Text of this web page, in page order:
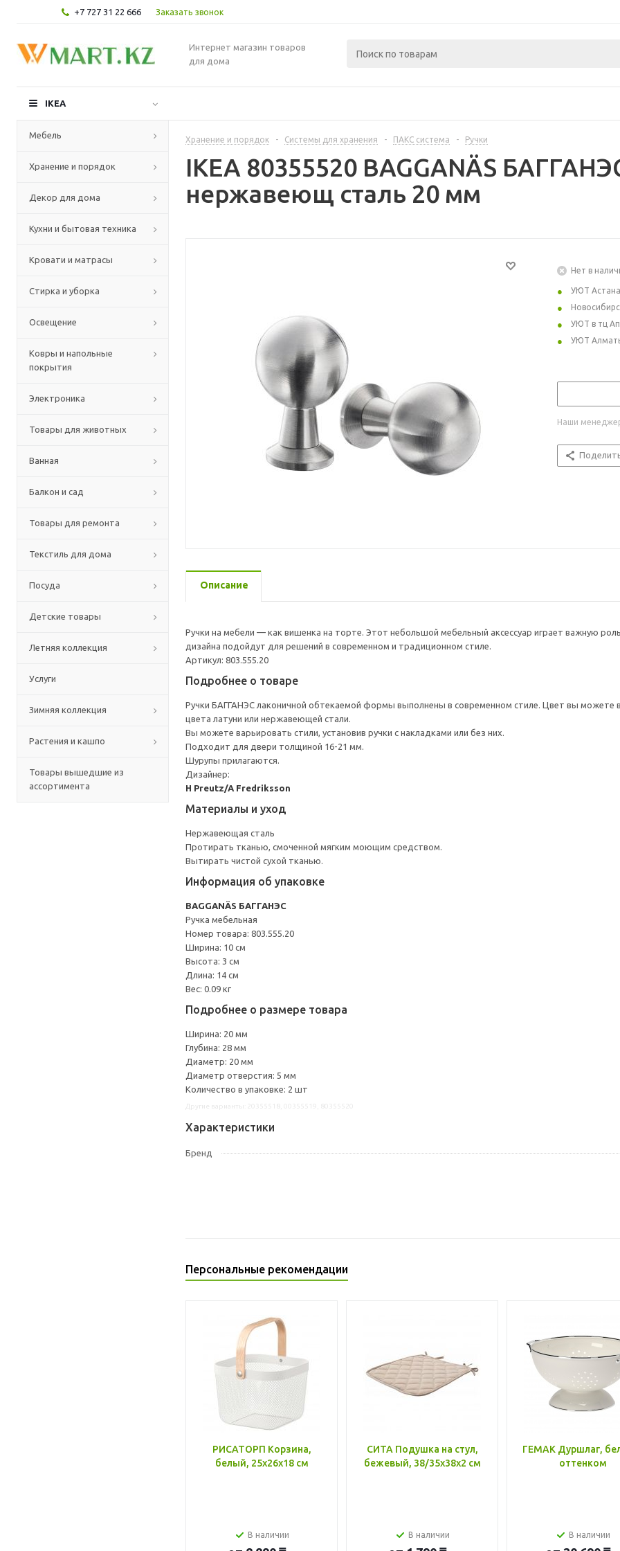
+7 727 31 22 666 Заказать звонок
Интернет магазин товаров
для дома
IKEA
Мебель
Хранение и порядок
Декор для дома
Кухни и бытовая техника
Кровати и матрасы
Стирка и уборка
Освещение
Ковры и напольные
покрытия
Электроника
Товары для животных
Ванная
Балкон и сад
Товары для ремонта
Текстиль для дома
Посуда
Детские товары
Летняя коллекция
Услуги
Зимняя коллекция
Растения и кашпо
Товары вышедшие из
ассортимента
Хранение и порядок - Системы для хранения - ПАКС система - Ручки
IKEA 80355520 BAGGANÄS
нержавеющ сталь 20 мм
Нет в
УЮТ Астана
УЮТ в тц
УЮТ
Наши
Описание
Ручки на мебели — как вишенка на торте. Этот небольшой мебельный аксессуар играет важную
дизайна подойдут для решений в современном и традиционном стиле.
Артикул: 803.555.20
Подробнее о товаре
Ручки БАГГАНЭС лаконичной обтекаемой формы выполнены в современном стиле. Цвет вы можете
цвета латуни или нержавеющей стали.
Вы можете варьировать стили, установив ручки с накладками или без них.
Подходит для двери толщиной 16-21 мм.
Шурупы прилагаются.
Дизайнер:
H Preutz/A Fredriksson
Материалы и уход
Нержавеющая сталь
Протирать тканью, смоченной мягким моющим средством.
Вытирать чистой сухой тканью.
Информация об упаковке
BAGGANÄS БАГГАНЭС
Ручка мебельная
Номер товара: 803.555.20
Ширина: 10 см
Высота: 3 см
Длина: 14 см
Вес: 0.09 кг
Подробнее о размере товара
Ширина: 20 мм
Глубина: 28 мм
Диаметр: 20 мм
Диаметр отверстия: 5 мм
Количество в упаковке: 2 шт
Характеристики
Бренд
Персональные рекомендации
РИСАТОРП Корзина,
белый, 25x26x18 см
В наличии
СИТА Подушка на стул,
бежевый, 38/35x38x2 см
В наличии
ГЕМАК Дуршлаг,
оттенком
В наличии